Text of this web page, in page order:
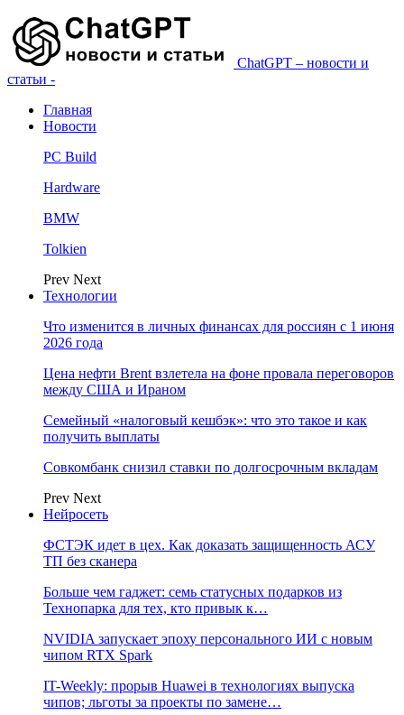
ChatGPT – новости и
статьи -
Главная
Новости
PC Build
Hardware
BMW
Tolkien
Prev Next
Технологии
Что изменится в личных финансах для россиян с 1 июня
2026 года
Цена нефти Brent взлетела на фоне провала переговоров
между США и Ираном
Семейный «налоговый кешбэк»: что это такое и как
получить выплаты
Совкомбанк снизил ставки по долгосрочным вкладам
Prev Next
Нейросеть
ФСТЭК идет в цех. Как доказать защищенность АСУ
ТП без сканера
Больше чем гаджет: семь статусных подарков из
Технопарка для тех, кто привык к…
NVIDIA запускает эпоху персонального ИИ с новым
чипом RTX Spark
IT-Weekly: прорыв Huawei в технологиях выпуска
чипов; льготы за проекты по замене…